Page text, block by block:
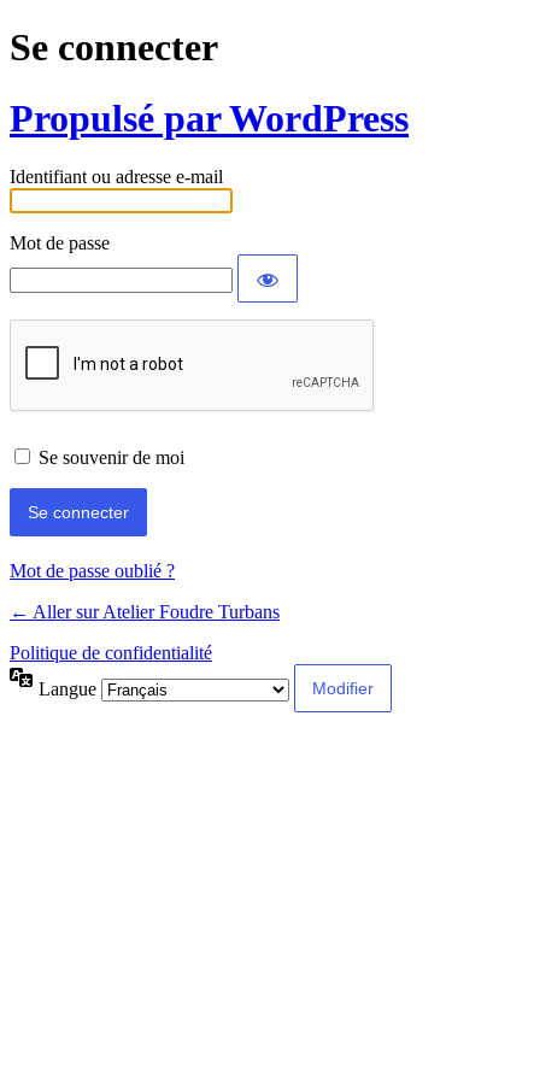
Se connecter
Propulsé par WordPress
Identifiant ou adresse e-mail
Mot de passe
Se souvenir de moi
Mot de passe oublié ?
← Aller sur Atelier Foudre Turbans
Politique de confidentialité
Langue